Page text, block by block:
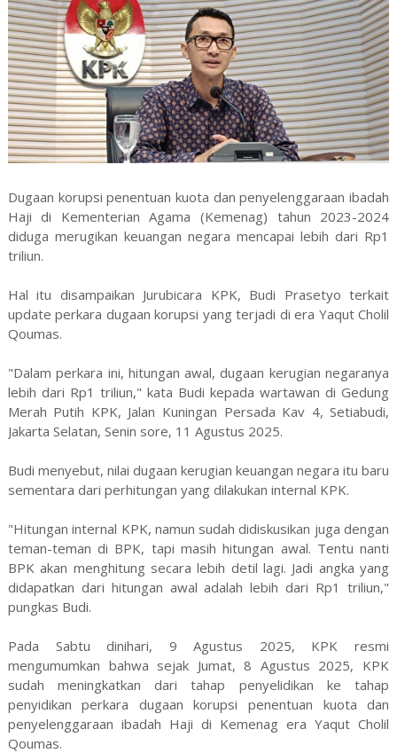
Dugaan korupsi penentuan kuota dan penyelenggaraan ibadah
Haji di Kementerian Agama (Kemenag) tahun 2023-2024
diduga merugikan keuangan negara mencapai lebih dari Rp1
triliun.
Hal itu disampaikan Jurubicara KPK, Budi Prasetyo terkait
update perkara dugaan korupsi yang terjadi di era Yaqut Cholil
Qoumas.
"Dalam perkara ini, hitungan awal, dugaan kerugian negaranya
lebih dari Rp1 triliun," kata Budi kepada wartawan di Gedung
Merah Putih KPK, Jalan Kuningan Persada Kav 4, Setiabudi,
Jakarta Selatan, Senin sore, 11 Agustus 2025.
Budi menyebut, nilai dugaan kerugian keuangan negara itu baru
sementara dari perhitungan yang dilakukan internal KPK.
"Hitungan internal KPK, namun sudah didiskusikan juga dengan
teman-teman di BPK, tapi masih hitungan awal. Tentu nanti
BPK akan menghitung secara lebih detil lagi. Jadi angka yang
didapatkan dari hitungan awal adalah lebih dari Rp1 triliun,"
pungkas Budi.
Pada Sabtu dinihari, 9 Agustus 2025, KPK resmi
mengumumkan bahwa sejak Jumat, 8 Agustus 2025, KPK
sudah meningkatkan dari tahap penyelidikan ke tahap
penyidikan perkara dugaan korupsi penentuan kuota dan
penyelenggaraan ibadah Haji di Kemenag era Yaqut Cholil
Qoumas.